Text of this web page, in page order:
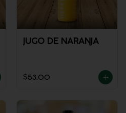
JUGO DE NARANJA
$53.00